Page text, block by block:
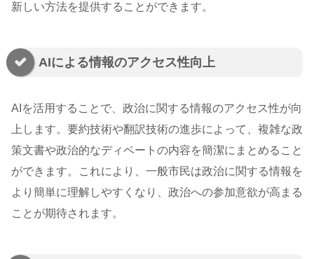
新しい方法を提供することができます。
AIによる情報のアクセス性向上
AIを活用することで、政治に関する情報のアクセス性が向
上します。要約技術や翻訳技術の進歩によって、複雑な政
策文書や政治的なディベートの内容を簡潔にまとめること
ができます。これにより、一般市民は政治に関する情報を
より簡単に理解しやすくなり、政治への参加意欲が高まる
ことが期待されます。